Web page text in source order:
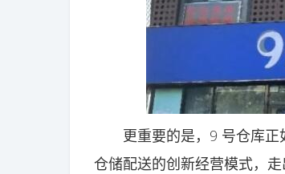
更重要的是，9 号仓库正
仓储配送的创新经营模式，